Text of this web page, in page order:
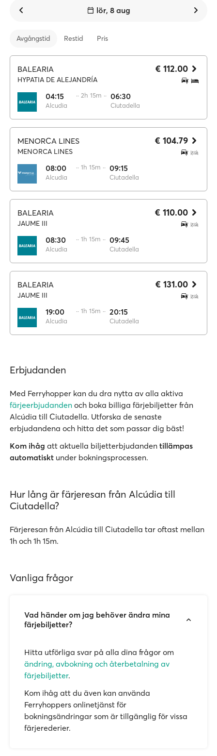
lör, 8 aug
Avgångstid Restid Pris
BALEARIA
HYPATIA DE ALEJANDRÍA
04:15
Alcudia
·· 2h 15m ·· 06:30
Ciutadella
€ 112.00
MENORCA LINES
MENORCA LINES
08:00
Alcudia
·· 1h 15m ·· 09:15
Ciutadella
€ 104.79
BALEARIA
JAUME III
08:30
Alcudia
·· 1h 15m ·· 09:45
Ciutadella
€ 110.00
BALEARIA
JAUME III
19:00
Alcudia
·· 1h 15m ·· 20:15
Ciutadella
€ 131.00
Erbjudanden
Med Ferryhopper kan du dra nytta av alla aktiva
färjeerbjudanden och boka billiga färjebiljetter från
Alcúdia till Ciutadella. Utforska de senaste
erbjudandena och hitta det som passar dig bäst!
Kom ihåg att aktuella biljetterbjudanden tillämpas
automatiskt under bokningsprocessen.
Hur lång är färjeresan från Alcúdia till
Ciutadella?
Färjeresan från Alcúdia till Ciutadella tar oftast mellan
1h och 1h 15m.
Vanliga frågor
Vad händer om jag behöver ändra mina
färjebiljetter?
Hitta utförliga svar på alla dina frågor om
ändring, avbokning och återbetalning av
färjebiljetter.
Kom ihåg att du även kan använda
Ferryhoppers onlinetjänst för
bokningsändringar som är tillgänglig för vissa
färjerederier.